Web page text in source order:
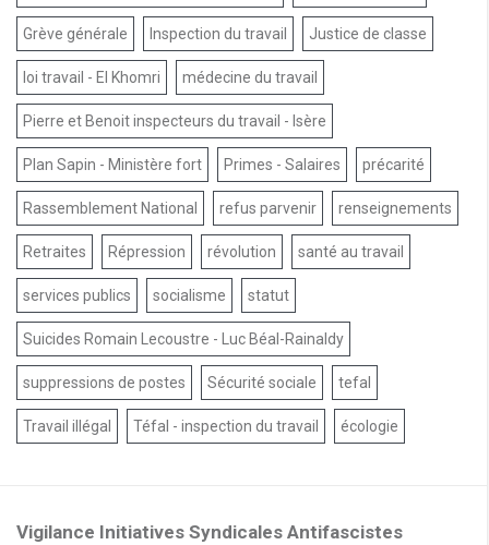
Grève générale Inspection du travail Justice de classe
loi travail - El Khomri médecine du travail
Pierre et Benoit inspecteurs du travail - Isère
Plan Sapin - Ministère fort Primes - Salaires précarité
Rassemblement National refus parvenir renseignements
Retraites Répression révolution santé au travail
services publics socialisme statut
Suicides Romain Lecoustre - Luc Béal-Rainaldy
suppressions de postes Sécurité sociale tefal
Travail illégal Téfal - inspection du travail écologie
Vigilance Initiatives Syndicales Antifascistes